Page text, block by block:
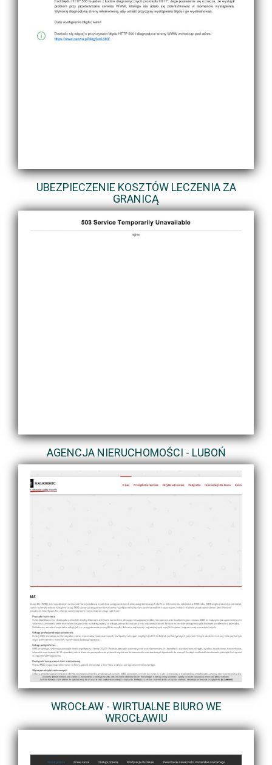
UBEZPIECZENIE KOSZTÓW LECZENIA ZA
GRANICĄ
AGENCJA NIERUCHOMOŚCI - LUBOŃ
WROCŁAW - WIRTUALNE BIURO WE
WROCŁAWIU